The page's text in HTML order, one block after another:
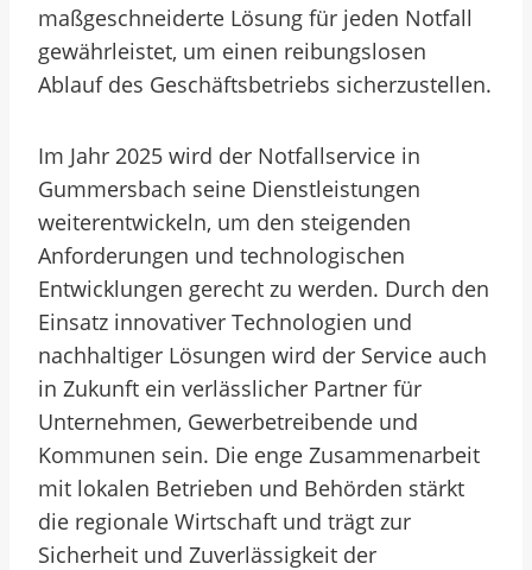
maßgeschneiderte Lösung für jeden Notfall
gewährleistet, um einen reibungslosen
Ablauf des Geschäftsbetriebs sicherzustellen.
Im Jahr 2025 wird der Notfallservice in
Gummersbach seine Dienstleistungen
weiterentwickeln, um den steigenden
Anforderungen und technologischen
Entwicklungen gerecht zu werden. Durch den
Einsatz innovativer Technologien und
nachhaltiger Lösungen wird der Service auch
in Zukunft ein verlässlicher Partner für
Unternehmen, Gewerbetreibende und
Kommunen sein. Die enge Zusammenarbeit
mit lokalen Betrieben und Behörden stärkt
die regionale Wirtschaft und trägt zur
Sicherheit und Zuverlässigkeit der